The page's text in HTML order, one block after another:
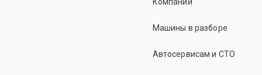
Машины в разборе
Автосервисам и СТО